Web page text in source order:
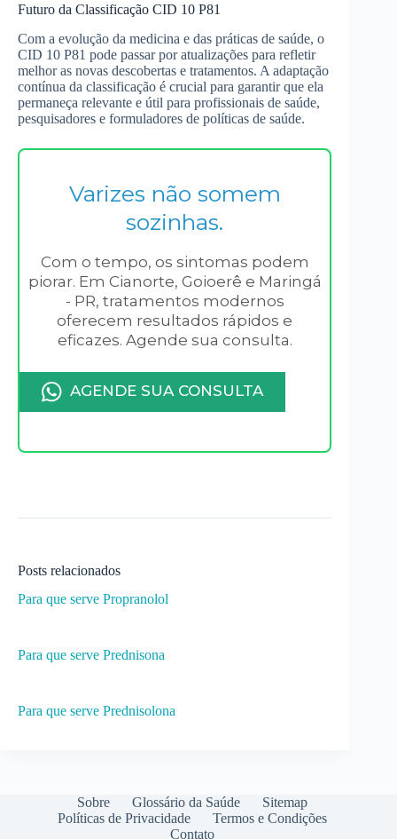
Futuro da Classificação CID 10 P81
Com a evolução da medicina e das práticas de saúde, o
CID 10 P81 pode passar por atualizações para refletir
melhor as novas descobertas e tratamentos. A adaptação
contínua da classificação é crucial para garantir que ela
permaneça relevante e útil para profissionais de saúde,
pesquisadores e formuladores de políticas de saúde.
Varizes não somem
sozinhas.
Com o tempo, os sintomas podem
piorar. Em Cianorte, Goioerê e Maringá
- PR, tratamentos modernos
oferecem resultados rápidos e
eficazes. Agende sua consulta.
AGENDE SUA CONSULTA
Posts relacionados
Para que serve Propranolol
Para que serve Prednisona
Para que serve Prednisolona
Sobre Glossário da Saúde
Sitemap
Políticas de Privacidade
Termos e Condições
Contato